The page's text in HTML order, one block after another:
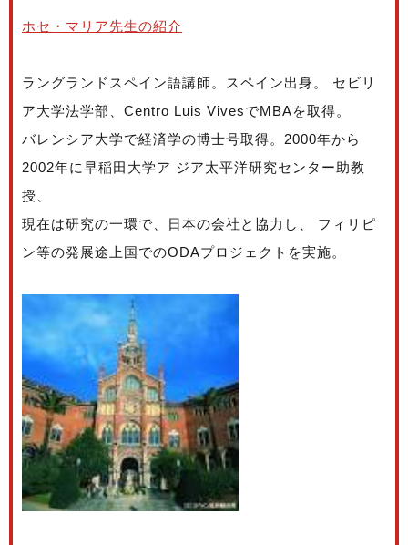
ホセ・マリア先生の紹介
ラングランドスペイン語講師。スペイン出身。 セビリ
ア大学法学部、Centro Luis VivesでMBAを取得。
バレンシア大学で経済学の博士号取得。2000年から
2002年に早稲田大学ア ジア太平洋研究センター助教
授、
現在は研究の一環で、日本の会社と協力し、 フィリピ
ン等の発展途上国でのODAプロジェクトを実施。